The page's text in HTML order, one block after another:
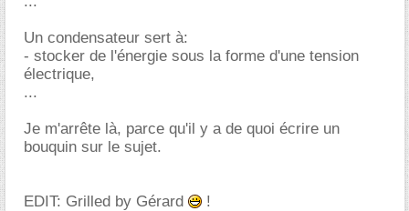
Un condensateur sert à:
- stocker de l'énergie sous la forme d'une tension
électrique,
...
Je m'arrête là, parce qu'il y a de quoi écrire un
bouquin sur le sujet.
EDIT: Grilled by Gérard !